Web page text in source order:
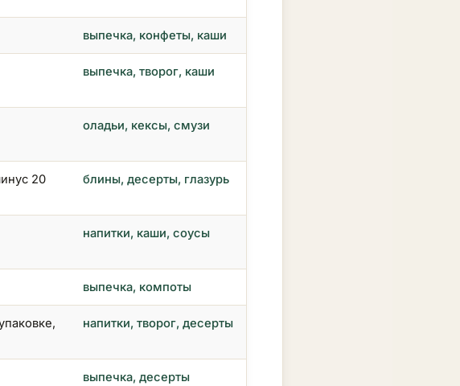
выпечка, конфеты, каши
выпечка, творог, каши
оладьи, кексы, смузи
20
блины, десерты, глазурь
напитки, каши, соусы
выпечка, компоты
напитки, творог, десерты
выпечка, десерты